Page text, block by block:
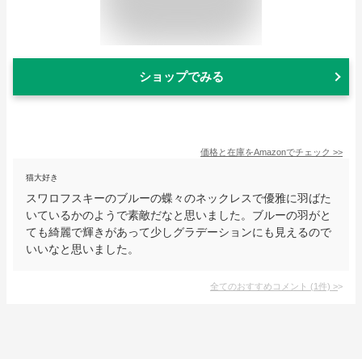
ショップでみる
価格と在庫をAmazonでチェック >>
猫大好き
スワロフスキーのブルーの蝶々のネックレスで優雅に羽ばた
いているかのようで素敵だなと思いました。ブルーの羽がと
ても綺麗で輝きがあって少しグラデーションにも見えるので
いいなと思いました。
全てのおすすめコメント (1件) >